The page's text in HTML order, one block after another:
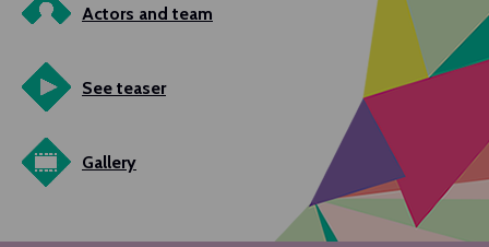
Actors and team
See teaser
Gallery